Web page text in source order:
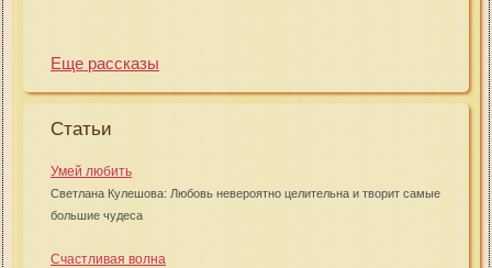
Еще рассказы
Статьи
Умей любить
Светлана Кулешова: Любовь невероятно целительна и творит самые
большие чудеса
Счастливая волна